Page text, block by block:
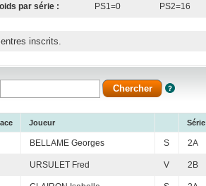
par série : PS1=0 PS2=16
inscrits.
Joueur Série
BELLAME Georges S 2A
URSULET Fred V 2B